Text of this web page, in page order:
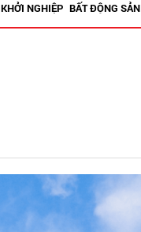
KHỞI NGHIỆP BẤT ĐỘNG SẢN